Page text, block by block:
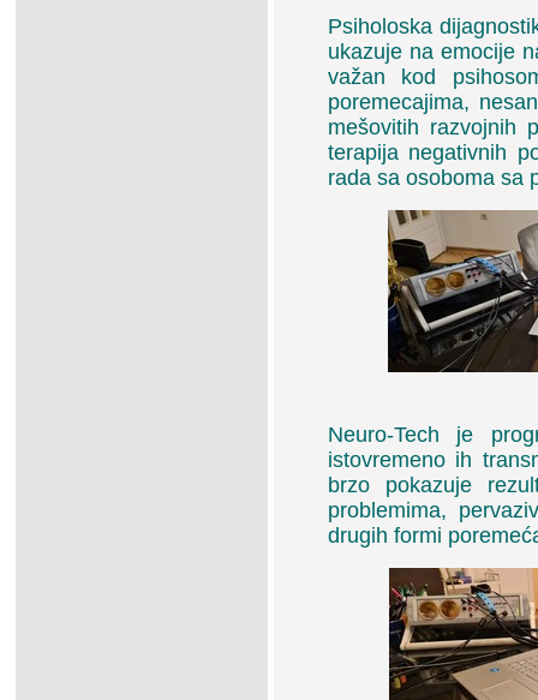
Psiholoska
ukazuje na emocije
važan kod
poremecajima,
mešovitih razvojnih
terapija negativnih
rada sa osoboma sa
Neuro-Tech je
istovremeno ih
brzo pokazuje
problemima,
drugih formi